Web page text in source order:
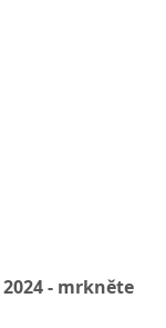
- mrkněte